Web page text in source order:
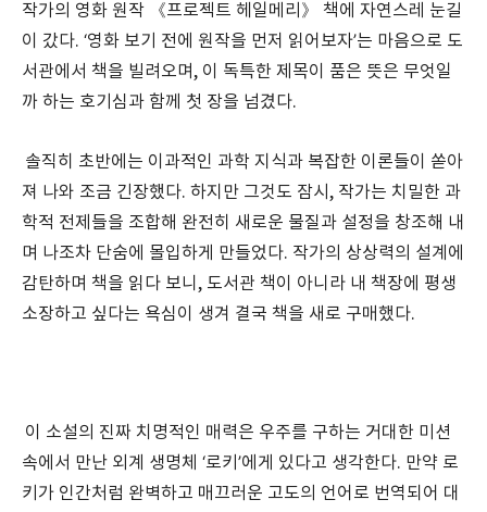
작가의 영화 원작 《프로젝트 헤일메리》 책에 자연스레 눈길
이 갔다. ‘영화 보기 전에 원작을 먼저 읽어보자’는 마음으로 도
서관에서 책을 빌려오며, 이 독특한 제목이 품은 뜻은 무엇일
까 하는 호기심과 함께 첫 장을 넘겼다.
솔직히 초반에는 이과적인 과학 지식과 복잡한 이론들이 쏟아
져 나와 조금 긴장했다. 하지만 그것도 잠시, 작가는 치밀한 과
학적 전제들을 조합해 완전히 새로운 물질과 설정을 창조해 내
며 나조차 단숨에 몰입하게 만들었다. 작가의 상상력의 설계에
감탄하며 책을 읽다 보니, 도서관 책이 아니라 내 책장에 평생
소장하고 싶다는 욕심이 생겨 결국 책을 새로 구매했다.
이 소설의 진짜 치명적인 매력은 우주를 구하는 거대한 미션
속에서 만난 외계 생명체 ‘로키’에게 있다고 생각한다. 만약 로
키가 인간처럼 완벽하고 매끄러운 고도의 언어로 번역되어 대